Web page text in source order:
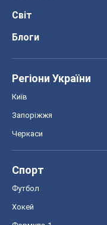
Світ
Блоги
Регіони України
Київ
Запоріжжя
Черкаси
Спорт
Футбол
Хокей